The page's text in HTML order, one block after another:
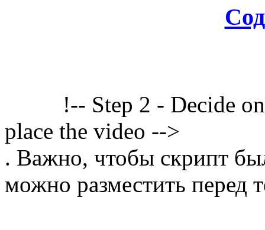
!-- Step 2 - Decide
place the video -->
. Важно, чтобы скрипт
можно разместить перед